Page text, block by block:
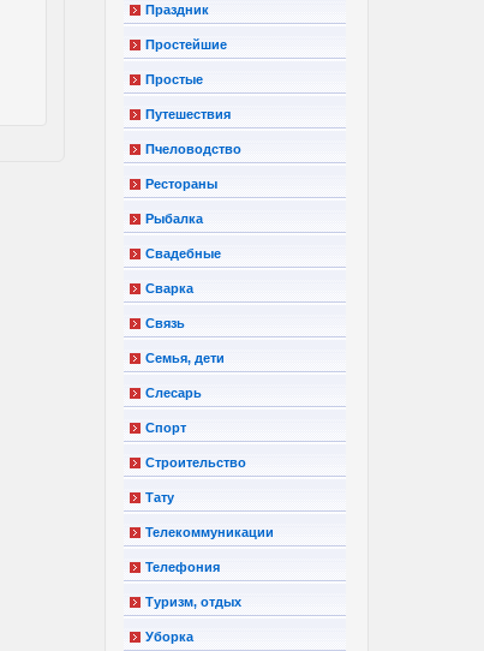
Праздник
Простейшие
Простые
Путешествия
Пчеловодство
Рестораны
Рыбалка
Свадебные
Сварка
Связь
Семья, дети
Слесарь
Спорт
Строительство
Тату
Телекоммуникации
Телефония
Туризм, отдых
Уборка